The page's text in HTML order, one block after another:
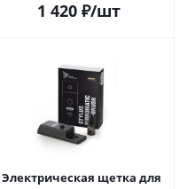
1 420₽/шт
Электрическая щетка для